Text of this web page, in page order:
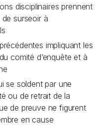
disciplinaires prennent
surseoir à
impliquant les
comité d’enquête et à
se soldent par une
ou de retrait de la
de preuve ne figurent
en cause